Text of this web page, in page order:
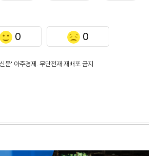
0 0
' 아주경제. 무단전재·재배포 금지